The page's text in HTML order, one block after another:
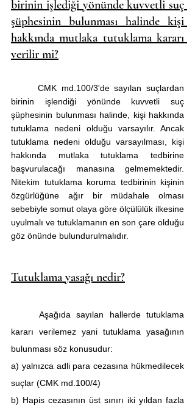
birinin işlediği yönünde kuvvetli suç
şüphesinin bulunması halinde kişi
hakkında mutlaka tutuklama kararı
verilir mi?
birinin işlendiği yönünde kuvvetli suç
şüphesinin bulunması halinde, kişi hakkında
tutuklama nedeni olduğu varsayılır. Ancak
tutuklama nedeni olduğu varsayılması, kişi
hakkında mutlaka tutuklama tedbirine
başvurulacağı manasına gelmemektedir.
Nitekim tutuklama koruma tedbirinin kişinin
özgürlüğüne ağır bir müdahale olması
sebebiyle somut olaya göre ölçülülük ilkesine
uyulmalı ve tutuklamanın en son çare olduğu
göz önünde bulundurulmalıdır.
Tutuklama yasağı nedir?
kararı verilemez yani tutuklama yasağının
bulunması söz konusudur:
a) yalnızca adli para cezasına hükmedilecek
suçlar (CMK md.100/4)
b) Hapis cezasının üst sınırı iki yıldan fazla